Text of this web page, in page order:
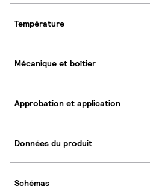
Température
Mécanique et boîtier
Approbation et application
Données du produit
Schémas